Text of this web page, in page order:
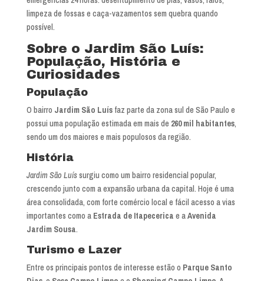
limpeza de fossas e caça-vazamentos sem quebra quando
possível.
Sobre o Jardim São Luís:
População, História e
Curiosidades
População
O bairro Jardim São Luísfaz parte da zona sul de São Paulo e
possui uma população estimada em mais de 260 mil habitantes,
sendo um dos maiores e mais populosos da região.
História
Jardim São Luíssurgiu como um bairro residencial popular,
crescendo junto com a expansão urbana da capital. Hoje é uma
área consolidada, com forte comércio local e fácil acesso a vias
importantes como a Estrada de Itapecerica e aAvenida
Jardim Sousa.
Turismo e Lazer
Entre os principais pontos de interesse estão o Parque Santo